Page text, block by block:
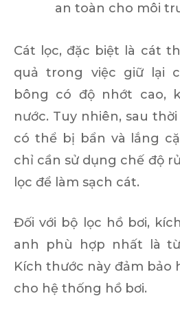
an toàn cho môi
Cát lọc, đặc biệt là cát
quả trong việc giữ lại
bông có độ nhớt cao,
nước. Tuy nhiên, sau
có thể bị bẩn và lắng
chỉ cần sử dụng chế độ
lọc để làm sạch cát.
Đối với bộ lọc hồ bơi,
anh phù hợp nhất là
Kích thước này đảm bảo
cho hệ thống hồ bơi.